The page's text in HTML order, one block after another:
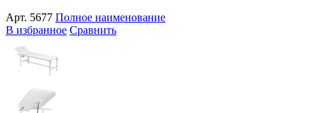
Арт. 5677 Полное наименование
В избранное Сравнить